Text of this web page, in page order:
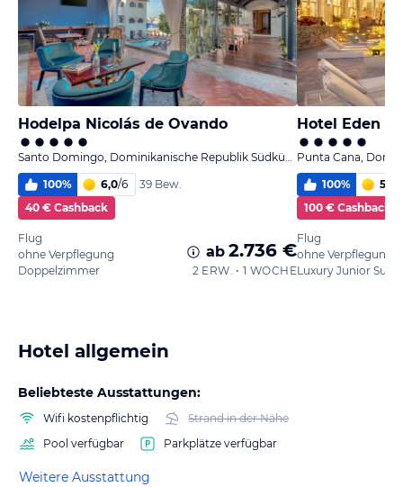
Hodelpa Nicolás de Ovando
100% 6,0/6
39 Bew.
40 € Cashback
Flug
ohne Verpflegung
Doppelzimmer
ab 2.736 €
2 ERW. • 1 WOCHE
Hotel Eden
Punta Cana,
100% 5,5
100 € Cashback
Flug
ohne Verpflegung
Hotel allgemein
Beliebteste Ausstattungen:
Wifi kostenpflichtig
Strand in der Nähe
Pool verfügbar
Parkplätze verfügbar
Weitere Ausstattung